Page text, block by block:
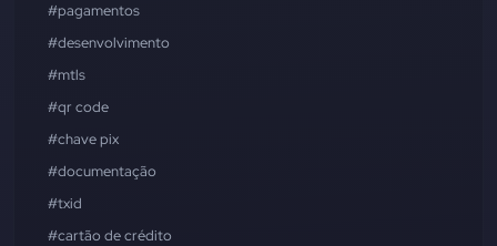
#pagamentos
#desenvolvimento
#mtls
#qr code
#chave pix
#documentação
#txid
#cartão de crédito